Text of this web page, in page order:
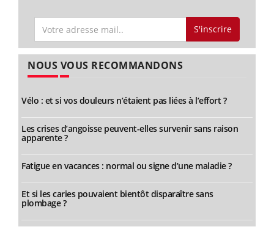
S'inscrire
NOUS VOUS RECOMMANDONS
Vélo : et si vos douleurs n’étaient pas liées à l’effort ?
Les crises d’angoisse peuvent-elles survenir sans raison
apparente ?
Fatigue en vacances : normal ou signe d’une maladie ?
Et si les caries pouvaient bientôt disparaître sans
plombage ?